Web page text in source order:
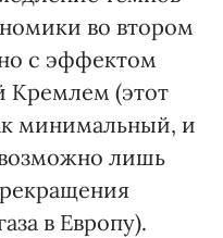
во втором
с эффектом
Кремлем (этот
минимальный, и
лишь
в Европу).